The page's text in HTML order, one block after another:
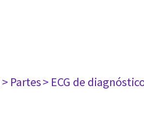
> Partes> ECG de